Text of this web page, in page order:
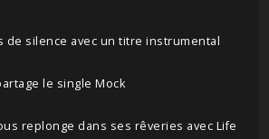
de silence avec un titre instrumental
le single Mock
replonge dans ses rêveries avec Life